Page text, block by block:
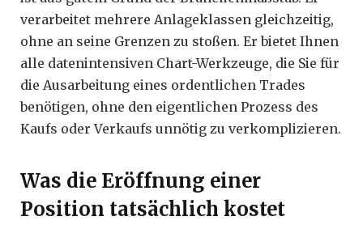
verarbeitet mehrere Anlageklassen gleichzeitig,
ohne an seine Grenzen zu stoßen. Er bietet Ihnen
alle datenintensiven Chart-Werkzeuge, die Sie für
die Ausarbeitung eines ordentlichen Trades
benötigen, ohne den eigentlichen Prozess des
Kaufs oder Verkaufs unnötig zu verkomplizieren.
Was die Eröffnung einer
Position tatsächlich kostet